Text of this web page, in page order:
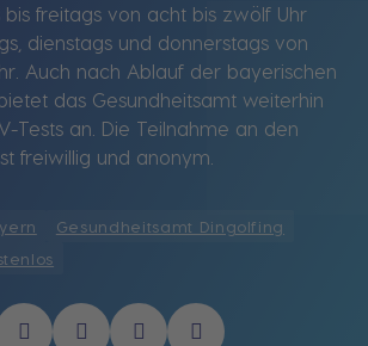
bis freitags von acht bis zwölf Uhr
dienstags und donnerstags von
Auch nach Ablauf der bayerischen
das Gesundheitsamt weiterhin
Tests an. Die Teilnahme an den
freiwillig und anonym.
Gesundheitsamt Dingolfing